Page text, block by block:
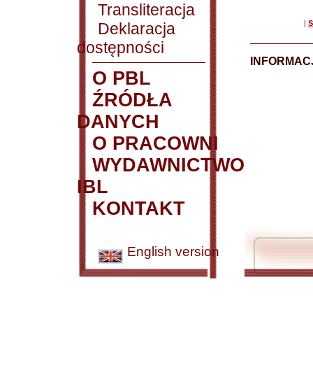
Transliteracja
Deklaracja
dostępności
O PBL
ŹRÓDŁA
DANYCH
O PRACOWNI
WYDAWNICTWO
IBL
KONTAKT
English version
|